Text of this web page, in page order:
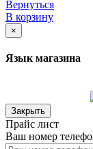
Вернуться
В корзину
×
Язык магазина
Закрыть
Прайс лист
Ваш номер